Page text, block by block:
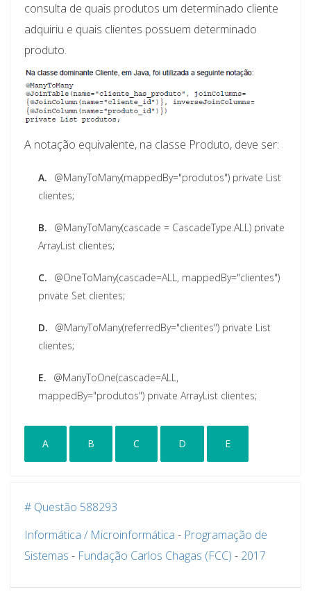
consulta de quais produtos um determinado cliente
adquiriu e quais clientes possuem determinado
produto.
A notação equivalente, na classe Produto, deve ser:
A.
@ManyToMany(mappedBy="produtos") private List
clientes;
B.
@ManyToMany(cascade = CascadeType.ALL) private
ArrayList clientes;
C.
@OneToMany(cascade=ALL, mappedBy="clientes")
private Set clientes;
D.
@ManyToMany(referredBy="clientes") private List
clientes;
E.
@ManyToOne(cascade=ALL,
mappedBy="produtos") private ArrayList clientes;
A B C D E
# Questão 588293
Informática / Microinformática - Programação de
Sistemas - Fundação Carlos Chagas (FCC) - 2017